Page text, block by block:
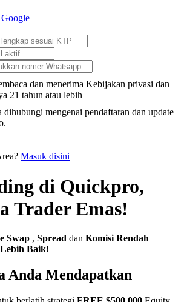
dan menerima Kebijakan privasi dan
21 tahun atau lebih
dihubungi mengenai pendaftaran dan update
Masuk disini
di Quickpro,
Trader Emas!
Swap , Spread dan Komisi Rendah
Lebih Baik!
Anda Mendapatkan